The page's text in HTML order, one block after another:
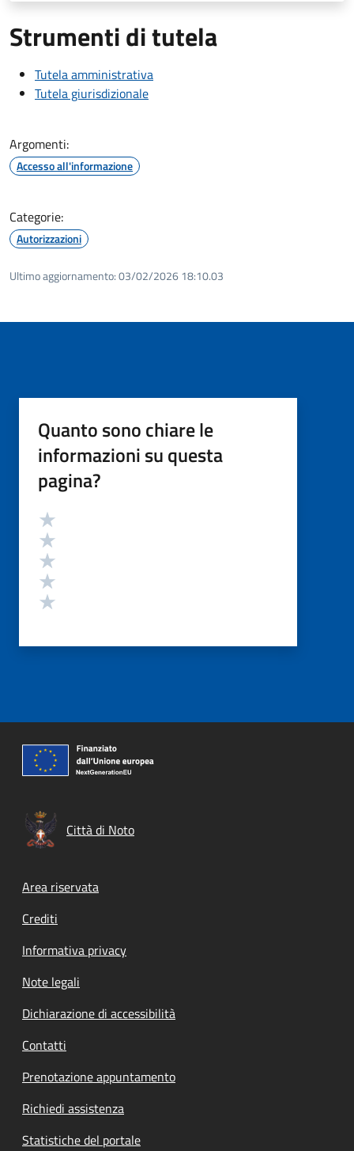
Strumenti di tutela
Tutela amministrativa
Tutela giurisdizionale
Argomenti:
Accesso all'informazione
Categorie:
Autorizzazioni
Ultimo aggiornamento:03/02/2026 18:10.03
Quanto sono chiare le
informazioni su questa
pagina?
Valutazione
Città di Noto
Footer menu
Area riservata
Crediti
Informativa privacy
Note legali
Dichiarazione di accessibilità
Contatti
Prenotazione appuntamento
Richiedi assistenza
Statistiche del portale